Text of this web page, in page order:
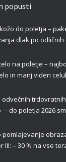
popusti
do poletja –
dlak po odličnih
na poletje –
in manj viden
odvečnih
do poletja 2026
pomlajevanje
III: – 30 % na vse